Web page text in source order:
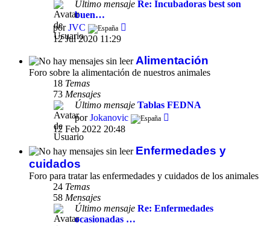
Último mensaje Re: Incubadoras best son
buen…
porJVC
12 Jul 2020 11:29
Alimentación
Foro sobre la alimentación de nuestros animales
18 Temas
73 Mensajes
Último mensaje Tablas FEDNA
porJokanovic
12 Feb 2022 20:48
Enfermedades y
cuidados
Foro para tratar las enfermedades y cuidados de los animales
24 Temas
58 Mensajes
Último mensaje Re: Enfermedades
ocasionadas …